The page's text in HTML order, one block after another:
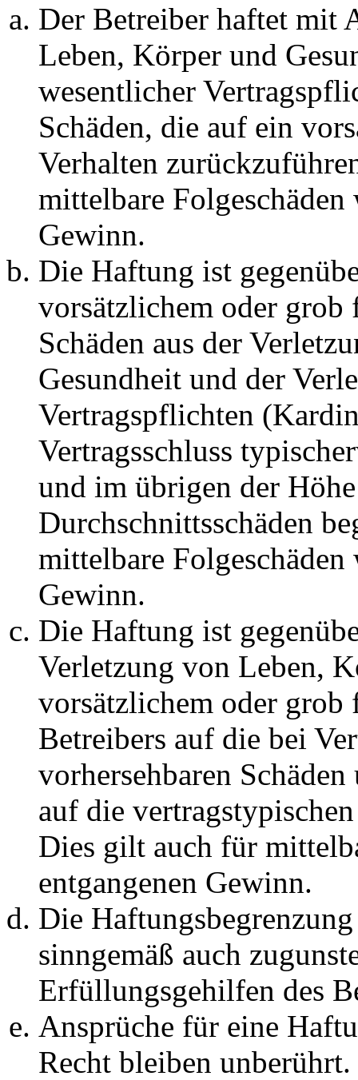
Der Betreiber haftet mit
Leben, Körper und
wesentlicher
Schäden, die auf ein
Verhalten
mittelbare Folgeschäden
Gewinn.
Die Haftung ist
vorsätzlichem oder grob
Schäden aus der
Gesundheit und der
Vertragspflichten
Vertragsschluss
und im übrigen der
Durchschnittsschäden
mittelbare Folgeschäden
Gewinn.
Die Haftung ist
Verletzung von Leben,
vorsätzlichem oder grob
Betreibers auf die bei
vorhersehbaren
auf die
Dies gilt auch für
entgangenen Gewinn.
Die
sinngemäß auch
Erfüllungsgehilfen des
Ansprüche für eine
Recht bleiben unberührt.